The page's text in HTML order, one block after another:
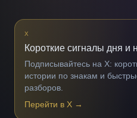
X
Короткие сигналы дня и
Подписывайтесь на X:
истории по знакам и
разборов.
Перейти в X →